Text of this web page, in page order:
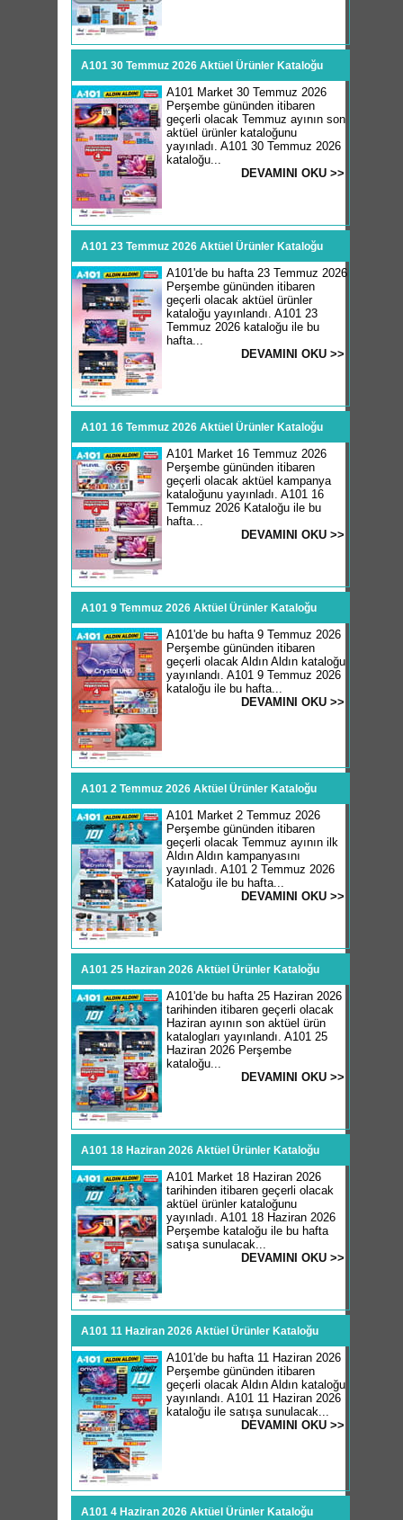
A101 30 Temmuz 2026 Aktüel Ürünler Kataloğu
A101 Market 30 Temmuz 2026
Perşembe gününden itibaren
geçerli olacak Temmuz ayının son
aktüel ürünler kataloğunu
yayınladı. A101 30 Temmuz 2026
kataloğu...
DEVAMINI OKU >>
A101 23 Temmuz 2026 Aktüel Ürünler Kataloğu
A101'de bu hafta 23 Temmuz 2026
Perşembe gününden itibaren
geçerli olacak aktüel ürünler
kataloğu yayınlandı. A101 23
Temmuz 2026 kataloğu ile bu
hafta...
DEVAMINI OKU >>
A101 16 Temmuz 2026 Aktüel Ürünler Kataloğu
A101 Market 16 Temmuz 2026
Perşembe gününden itibaren
geçerli olacak aktüel kampanya
kataloğunu yayınladı. A101 16
Temmuz 2026 Kataloğu ile bu
hafta...
DEVAMINI OKU >>
A101 9 Temmuz 2026 Aktüel Ürünler Kataloğu
A101'de bu hafta 9 Temmuz 2026
Perşembe gününden itibaren
geçerli olacak Aldın Aldın kataloğu
yayınlandı. A101 9 Temmuz 2026
kataloğu ile bu hafta...
DEVAMINI OKU >>
A101 2 Temmuz 2026 Aktüel Ürünler Kataloğu
A101 Market 2 Temmuz 2026
Perşembe gününden itibaren
geçerli olacak Temmuz ayının ilk
Aldın Aldın kampanyasını
yayınladı. A101 2 Temmuz 2026
Kataloğu ile bu hafta...
DEVAMINI OKU >>
A101 25 Haziran 2026 Aktüel Ürünler Kataloğu
A101'de bu hafta 25 Haziran 2026
tarihinden itibaren geçerli olacak
Haziran ayının son aktüel ürün
katalogları yayınlandı. A101 25
Haziran 2026 Perşembe
kataloğu...
DEVAMINI OKU >>
A101 18 Haziran 2026 Aktüel Ürünler Kataloğu
A101 Market 18 Haziran 2026
tarihinden itibaren geçerli olacak
aktüel ürünler kataloğunu
yayınladı. A101 18 Haziran 2026
Perşembe kataloğu ile bu hafta
satışa sunulacak...
DEVAMINI OKU >>
A101 11 Haziran 2026 Aktüel Ürünler Kataloğu
A101'de bu hafta 11 Haziran 2026
Perşembe gününden itibaren
geçerli olacak Aldın Aldın kataloğu
yayınlandı. A101 11 Haziran 2026
kataloğu ile satışa sunulacak...
DEVAMINI OKU >>
A101 4 Haziran 2026 Aktüel Ürünler Kataloğu